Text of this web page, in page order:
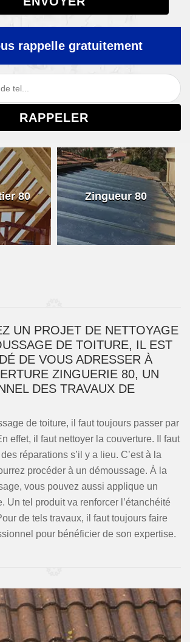
rappelle gratuitement
80 Zingueur 80
UN PROJET DE NETTOYAGE
DE TOITURE, IL EST
DE VOUS ADRESSER À
ZINGUERIE 80, UN
DES TRAVAUX DE
de toiture, il faut toujours passer par
effet, il faut nettoyer la couverture. Il faut
réparations s’il y a lieu. C’est à la
procéder à un démoussage. À la
vous pouvez aussi applique un
Un tel produit va renforcer l’étanchéité
de tels travaux, il faut toujours faire
pour bénéficier de son expertise.